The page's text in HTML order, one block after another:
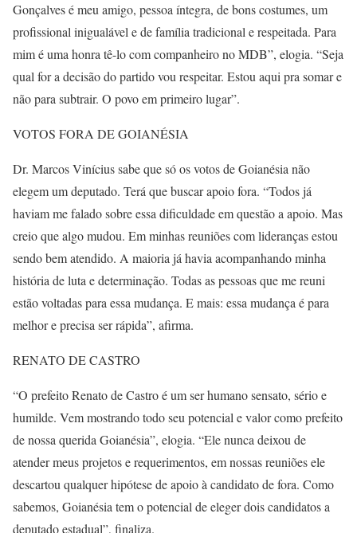
Gonçalves é meu amigo, pessoa íntegra, de bons costumes, um
profissional inigualável e de família tradicional e respeitada. Para
mim é uma honra tê-lo com companheiro no MDB”, elogia. “Seja
qual for a decisão do partido vou respeitar. Estou aqui pra somar e
não para subtrair. O povo em primeiro lugar”.
VOTOS FORA DE GOIANÉSIA
Dr. Marcos Vinícius sabe que só os votos de Goianésia não
elegem um deputado. Terá que buscar apoio fora. “Todos já
haviam me falado sobre essa dificuldade em questão a apoio. Mas
creio que algo mudou. Em minhas reuniões com lideranças estou
sendo bem atendido. A maioria já havia acompanhando minha
história de luta e determinação. Todas as pessoas que me reuni
estão voltadas para essa mudança. E mais: essa mudança é para
melhor e precisa ser rápida”, afirma.
RENATO DE CASTRO
“O prefeito Renato de Castro é um ser humano sensato, sério e
humilde. Vem mostrando todo seu potencial e valor como prefeito
de nossa querida Goianésia”, elogia. “Ele nunca deixou de
atender meus projetos e requerimentos, em nossas reuniões ele
descartou qualquer hipótese de apoio à candidato de fora. Como
sabemos, Goianésia tem o potencial de eleger dois candidatos a
deputado estadual”, finaliza.